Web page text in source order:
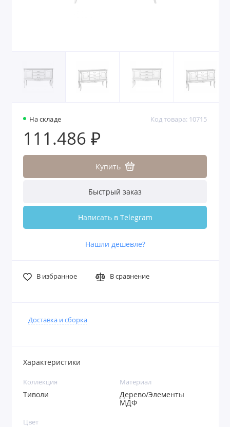
На складе Код товара: 10715
111.486 ₽
Купить
Быстрый заказ
Написать в Telegram
Нашли дешевле?
В избранное В сравнение
Доставка и сборка
Характеристики
Коллекция
Тиволи
Материал
Дерево/Элементы
МДФ
Цвет